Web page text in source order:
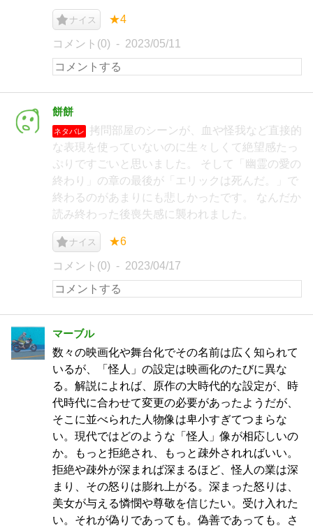
ナイス ★4
コメント(0) 2023/05/11
餅餅
ネタバレ
拷問部屋のシーンが、血や怪我など直接的
な表現を使っていないのに生々しくて絶望感たっ
ぷりですごいと思いました。 そして「幽霊の愛の
終わり」の章の最後が「エリックは死んだ。」で
終わるのがあまりにも悲しかったです。 なんだか
読み終わった後喪失感に襲われました。
ナイス ★6
コメント(0) 2023/04/17
マーブル
数々の映画化や舞台化でその名前は広く知られて
いるが、「怪人」の設定は映画化のたびに異な
る。解説によれば、原作の大時代的な設定が、時
代時代に合わせて変更の必要があったようだが、
そこに並べられた人物像は卑小すぎてつまらな
い。現代ではどのような「怪人」像が相応しいの
か。もっと拒絶され、もっと疎外されればいい。
拒絶や疎外が深まれば深まるほど、怪人の業は深
まり、その怒りは膨れ上がる。深まった怒りは、
美女が与える憐憫や尊敬を信じたい。受け入れた
い。それが偽りであっても。偽善であっても。さ